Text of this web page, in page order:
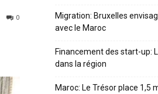
0
Migration: Bruxelles
avec le Maroc
Financement des start-up:
dans la région
Maroc: Le Trésor place 1,5